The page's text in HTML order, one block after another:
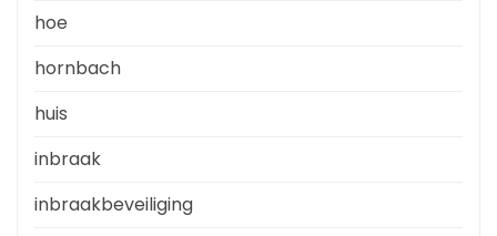
hoe
hornbach
huis
inbraak
inbraakbeveiliging